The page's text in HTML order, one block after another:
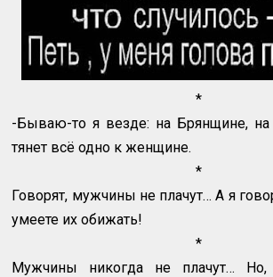
*
-Бываю-то я везде: на Брянщине,
тянет всё одно к женщине.
*
Говорят, мужчины не плачут… А я
умеете их обижать!
*
Мужчины никогда не плачут…